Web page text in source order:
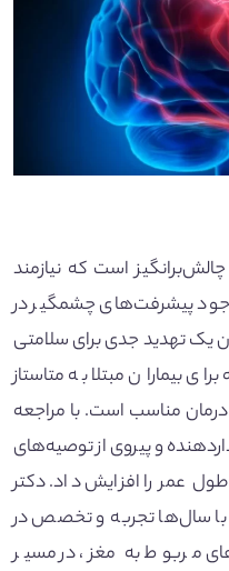
است که نیازمند
پیشرفت‌های چشمگیر در
یک تهدید جدی برای سلامتی
مبتلا به متاستاز
مناسب است. با مراجعه
و پیروی از توصیه‌های
عمر را افزایش داد. دکتر
سال‌ها تجربه و تخصص در
مربوط به مغز، در مسیر